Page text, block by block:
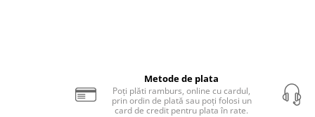
In functie de destinatie
Metode de plata
Poți plăti ramburs, online cu cardul,
prin ordin de plată sau poți folosi un
card de credit pentru plata în rate.